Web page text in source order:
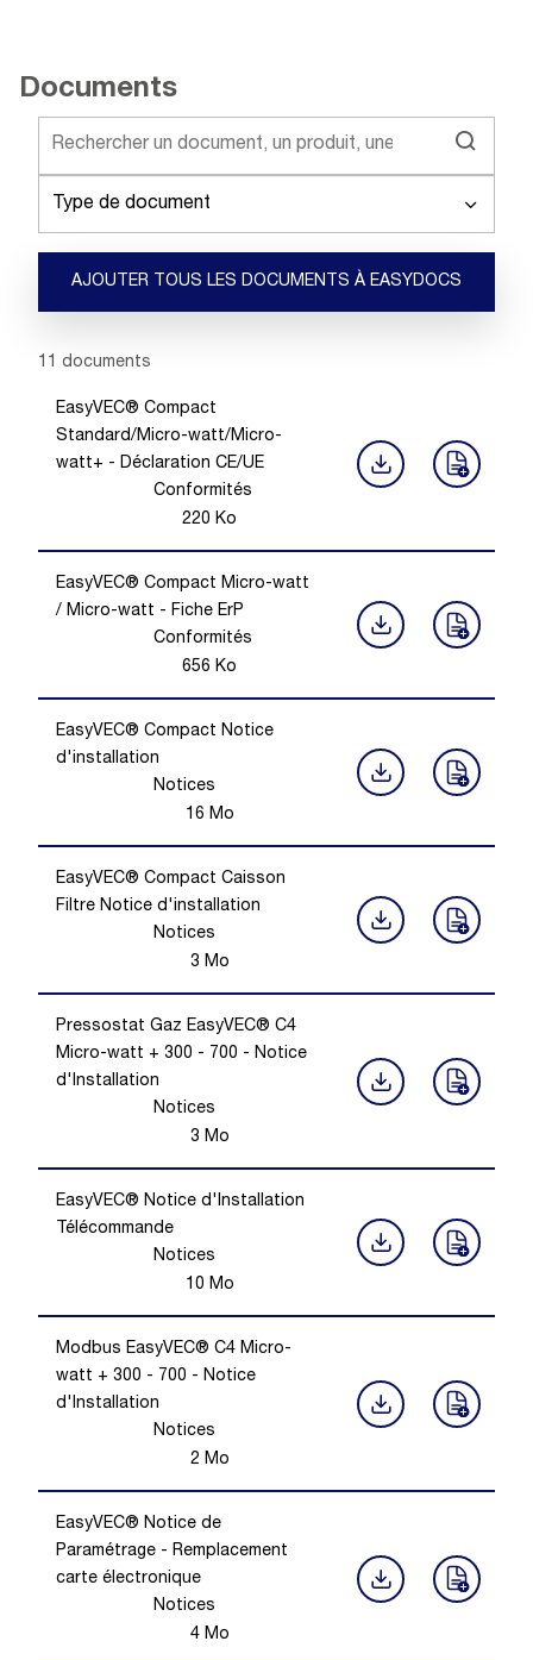
Documents
Type de document
AJOUTER TOUS LES DOCUMENTS À EASYDOCS
Showing 1 -11
11 documents
EasyVEC® Compact
Standard/Micro-watt/Micro-
watt+ - Déclaration CE/UE
Conformités
220 Ko
EasyVEC® Compact Micro-watt
/ Micro-watt - Fiche ErP
Conformités
656 Ko
EasyVEC® Compact Notice
d'installation
Notices
16 Mo
EasyVEC® Compact Caisson
Filtre Notice d'installation
Notices
3 Mo
Pressostat Gaz EasyVEC® C4
Micro-watt + 300 - 700 - Notice
d'Installation
Notices
3 Mo
EasyVEC® Notice d'Installation
Télécommande
Notices
10 Mo
Modbus EasyVEC® C4 Micro-
watt + 300 - 700 - Notice
d'Installation
Notices
2 Mo
EasyVEC® Notice de
Paramétrage - Remplacement
carte électronique
Notices
4Mo